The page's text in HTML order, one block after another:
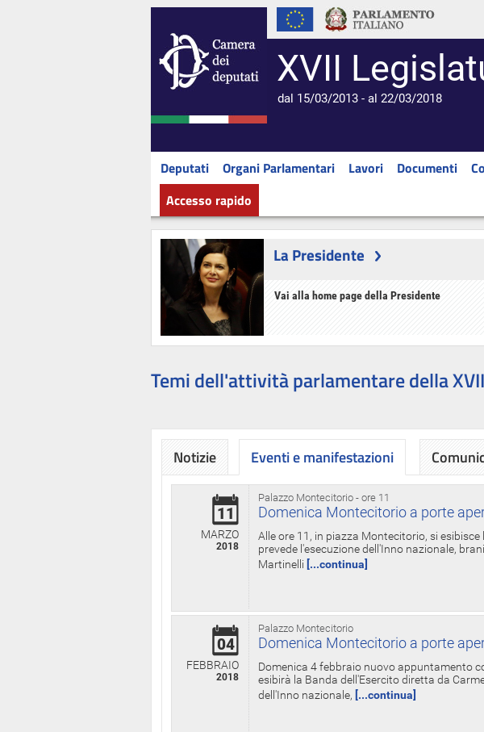
XVII
dal 15/03/2013 - al 22/03/2018
Deputati Organi Parlamentari Lavori Documenti
Accesso rapido
La Presidente
Vai alla home page della Presidente
Temi dell'attività parlamentare della
Notizie Eventi e manifestazioni
Palazzo Montecitorio - ore 11
11
MARZO
2018
Domenica Montecitorio a porte
Alle ore 11, in piazza Montecitorio, si
prevede l'esecuzione dell'Inno nazionale,
Martinelli [...continua]
Palazzo Montecitorio
04
FEBBRAIO
2018
Domenica Montecitorio a porte
Domenica 4 febbraio nuovo appuntamento
esibirà la Banda dell'Esercito diretta da
dell'Inno nazionale, [...continua]